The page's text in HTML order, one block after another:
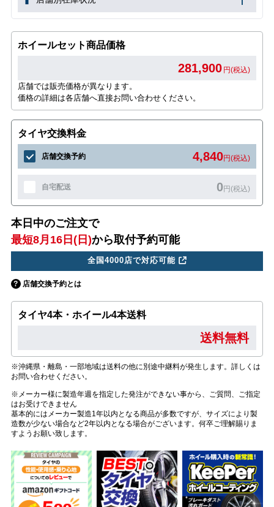
ホイールセット商品価格
281,900 円(税込)
店舗では販売価格が異なります。
価格の詳細は各店舗へ直接お問い合わせください。
タイヤ交換料金
店舗交換予約 4,840円(税込)
自宅配送 0円(税込)
本日中のご注文で
最短8月16日(日)から取付予約可能
全国4000店で対応可能
店舗交換予約とは
タイヤ4本・ホイール4本送料
送料無料
※沖縄県・離島・一部地域は送料の他に別途中継料が発生します。詳しくは
お問い合わせください。
※メーカー様に製造年週を指定した発注ができない事から、ご質問、ご指定
はお受けできません
基本的にはメーカー製造1年以内となる商品が多数ですが、サイズにより製
造数が少ない場合など2年以内となる場合がございます。何卒ご理解賜りま
すようお願い致します。